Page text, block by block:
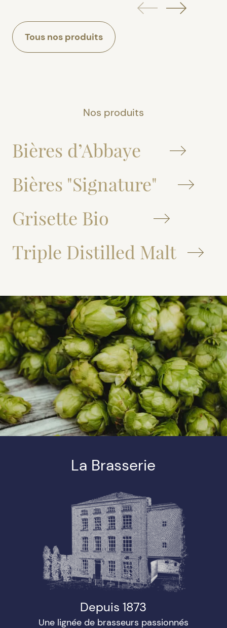
Tous nos produits
Nos produits
Bières d’Abbaye
Bières "Signature"
Grisette Bio
Triple Distilled Malt
La Brasserie
Depuis 1873
Une lignée de brasseurs passionnés